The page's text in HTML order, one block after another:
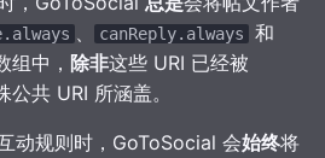
canReply.always 和
组中， 除非这些 URI 已经被
共 URI 所涵盖。
动规则时，GoToSocial 会始终将